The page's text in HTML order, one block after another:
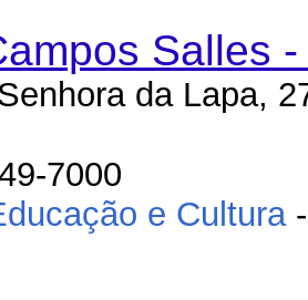
Salles
da Lapa,
7000
e Cultura